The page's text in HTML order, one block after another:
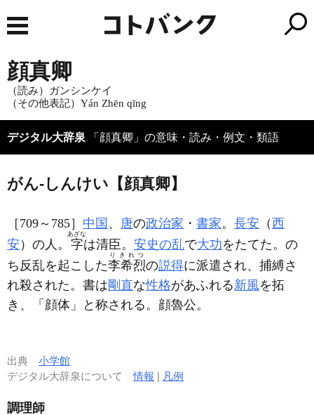
顔真卿
（読み）ガンシンケイ
（その他表記）Yán Zhēn qīng
デジタル大辞泉 「顔真卿」の意味・読み・例文・類語
がん‐しんけい【顔真卿】
［709～785］ 中国 、 唐の政治家 ・ 書家。 長安 （西
安 ）の人。 字
あざな
は清臣。 安史の乱で大功をたてた。の
ち反乱を起こした李希烈
りきれつ
の説得に派遣され、捕縛さ
れ殺された。書は 剛直な性格があふれる新風を拓
き、「顔体」と称される。顔魯公。
出典 小学館
デジタル大辞泉について情報 | 凡例
調理師